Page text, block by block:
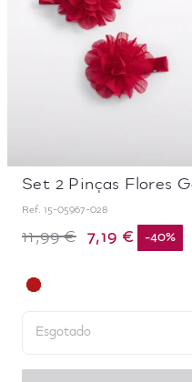
Set 2 Pinças Flores
Ref. 15-05967-028
11,99 € 7,19 € -40%
Esgotado